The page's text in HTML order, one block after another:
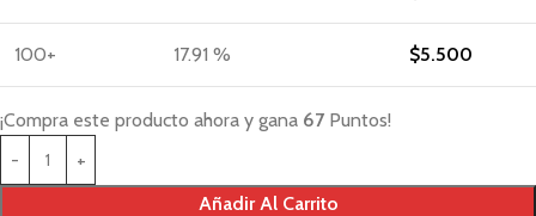
100+ 17.91 % $5.500
¡Compra este producto ahora y gana 67 Puntos!
Añadir Al Carrito